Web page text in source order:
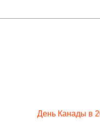
День Канады в